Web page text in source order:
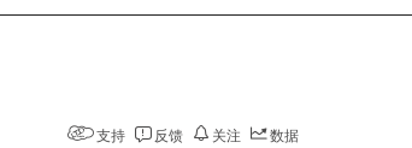
支持 反馈 关注 数据